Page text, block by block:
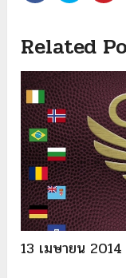
Related
13 เมษายน